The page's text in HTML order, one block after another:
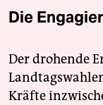
Die
Der drohende
Kräfte